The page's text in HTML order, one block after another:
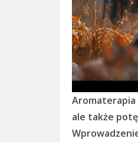
ale także